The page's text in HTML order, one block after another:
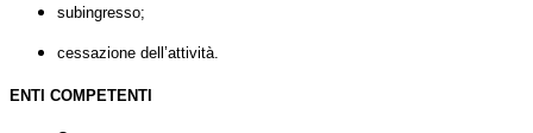
subingresso;
cessazione dell’attività.
ENTI COMPETENTI